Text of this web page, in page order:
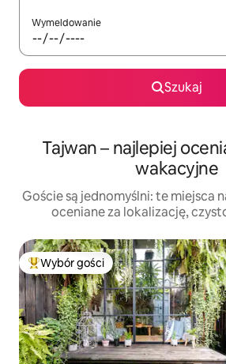
Wymeldowanie
Szukaj
Tajwan – najlepiej
wakacyjne
Goście są jednomyślni: te miejsca
oceniane za lokalizację,
Najpopularniejsze z kategorii Wybór
Wybór gości